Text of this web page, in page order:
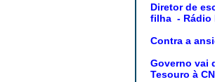
Diretor de
filha - Rádio
Contra a
Governo vai
Tesouro à